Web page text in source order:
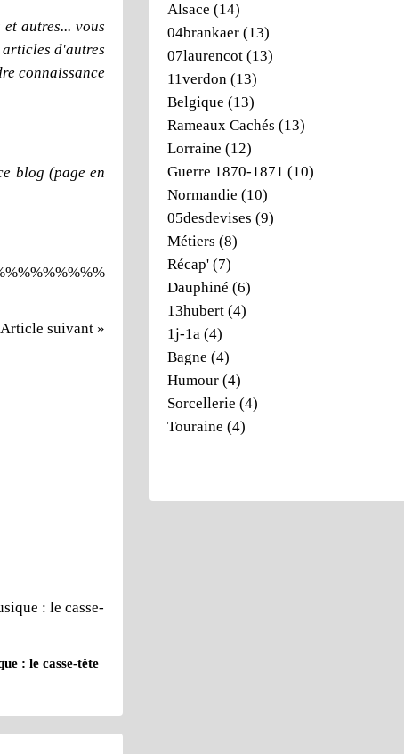
autres... vous
articles d'autres
connaissance
blog (page en
Article suivant »
: le casse-tête
Alsace (14)
04brankaer (13)
07laurencot (13)
11verdon (13)
Belgique (13)
Rameaux Cachés (13)
Lorraine (12)
Guerre 1870-1871 (10)
Normandie (10)
05desdevises (9)
Métiers (8)
Récap' (7)
Dauphiné (6)
13hubert (4)
1j-1a (4)
Bagne (4)
Humour (4)
Sorcellerie (4)
Touraine (4)